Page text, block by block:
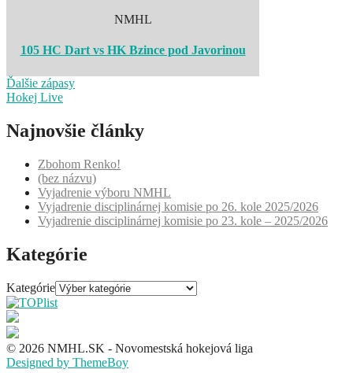
NMHL
105 HC Dart vs HK Bzince pod Javorinou
Ďalšie zápasy
Hokej Live
Najnovšie články
Zbohom Renko!
(bez názvu)
Vyjadrenie výboru NMHL
Vyjadrenie disciplinárnej komisie po 26. kole 2025/2026
Vyjadrenie disciplinárnej komisie po 23. kole – 2025/2026
Kategórie
Kategórie
© 2026 NMHL.SK - Novomestská hokejová liga
Designed by ThemeBoy